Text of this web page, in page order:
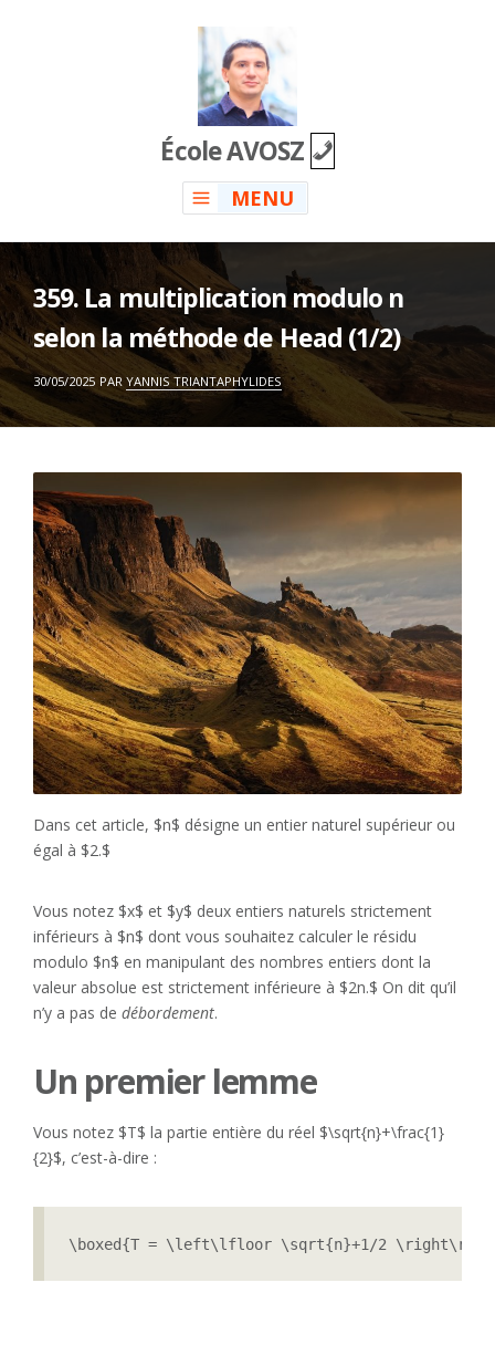
École AVOSZ
MENU
359. La multiplication modulo n
selon la méthode de Head (1/2)
ON
30/05/2025 PAR YANNIS TRIANTAPHYLIDES
Dans cet article, $n$ désigne un entier naturel supérieur ou
égal à $2.$
Vous notez $x$ et $y$ deux entiers naturels strictement
inférieurs à $n$ dont vous souhaitez calculer le résidu
modulo $n$ en manipulant des nombres entiers dont la
valeur absolue est strictement inférieure à $2n.$ On dit qu’il
n’y a pas de débordement.
Un premier lemme
Vous notez $T$ la partie entière du réel $\sqrt{n}+\frac{1}
{2}$, c’est-à-dire :
\boxed{T = \left\lfloor \sqrt{n}+1/2